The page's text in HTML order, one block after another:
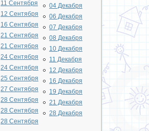
11 Сентября
12 Сентября
16 Сентября
21 Сентября
21 Сентября
24 Сентября
24 Сентября
25 Сентября
27 Сентября
28 Сентября
28 Сентября
28 Сентября
04 Декабря
06 Декабря
07 Декабря
08 Декабря
10 Декабря
11 Декабря
12 Декабря
16 Декабря
19 Декабря
21 Декабря
28 Декабря